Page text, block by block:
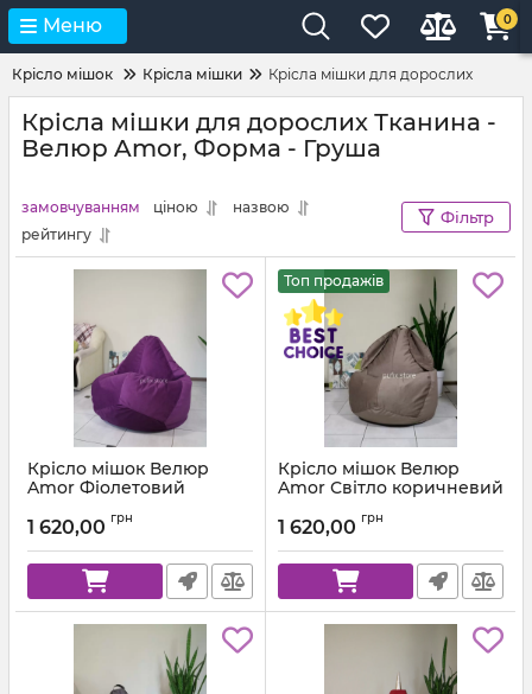
Меню 0
Крісло мішок Крісла мішки Крісла мішки для дорослих
Крісла мішки для дорослих Тканина -
Велюр Amor, Форма - Груша
замовчуванням ціною
назвою
рейтингу
Фільтр
Крісло мішок Велюр
Amor Фіолетовий
1 620,00 грн
Топ продажів
Крісло мішок Велюр
Amor Світло коричневий
1 620,00 грн